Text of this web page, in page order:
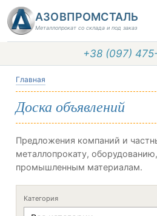
АЗОВПРОМСТАЛЬ
Металлопрокат со склада и под заказ
+38 (097)
Главная
Доска объявлений
Предложения компаний и
металлопрокату,
промышленным материалам.
Категория